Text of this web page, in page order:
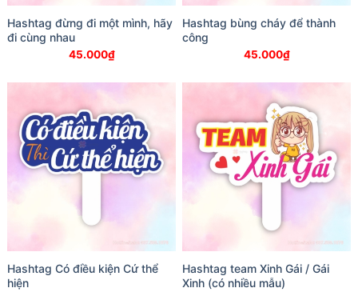
Hashtag đừng đi một mình, hãy
đi cùng nhau
45.000₫
Hashtag bùng cháy để thành
công
45.000₫
Hashtag Có điều kiện Cứ thể
hiện
Hashtag team Xinh Gái / Gái
Xinh (có nhiều mẫu)